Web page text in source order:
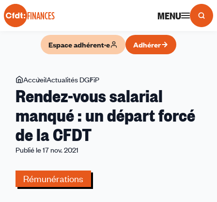
Panneau de gestion des cookies
FINANCES MENU
Espace adhérent·e Adhérer
Vous
êtes
ici
AccueilActualités DGFiP
vous
salarial
manqué
Rendez-vous salarial
manqué : un départ forcé
de la CFDT
Publié le 17 nov. 2021
Rémunérations